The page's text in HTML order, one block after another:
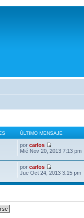
ÚLTIMO MENSAJE
porcarlos
Mié Nov 20, 2013 7:13 pm
porcarlos
Jue Oct 24, 2013 3:15 pm